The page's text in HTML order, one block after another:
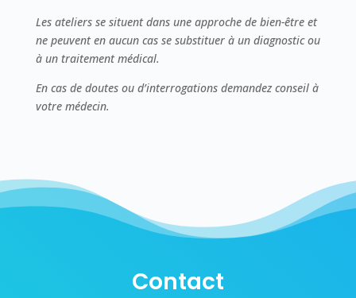
Les ateliers se situent dans une approche de bien-être et
ne peuvent en aucun cas se substituer à un diagnostic ou
à un traitement médical.
En cas de doutes ou d’interrogations demandez conseil à
votre médecin.
Contact